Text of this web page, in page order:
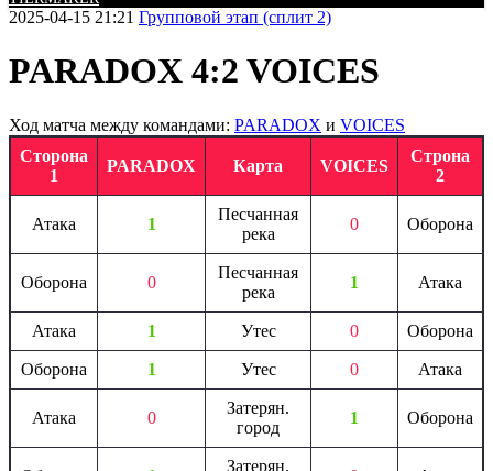
2025-04-15 21:21 Групповой этап (сплит 2)
PARADOX 4:2 VOICES
Ход матча между командами: PARADOX и VOICES
Сторона
1
PARADOX Карта VOICES
Строна
2
Атака 1
Песчанная
река
0 Оборона
Оборона 0
Песчанная
река
1 Атака
Атака 1 Утес 0 Оборона
Оборона 1 Утес 0 Атака
Атака 0
Затерян.
город
1 Оборона
Затерян.